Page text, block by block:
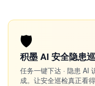
🛡️
积墨 AI 安全隐患
任务一键下达 · 隐患 AI
成。让安全巡检真正看